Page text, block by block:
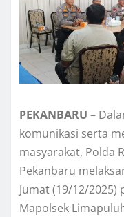
PEKANBARU –
komunikasi serta
masyarakat, Polda
Pekanbaru
Jumat (19/12/
Mapolsek